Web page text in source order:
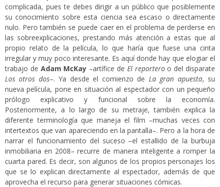
complicada, pues te debes dirigir a un público que posiblemente
su conocimiento sobre esta ciencia sea escaso o directamente
nulo. Pero también se puede caer en el problema de perderse en
las sobreexplicaciones, prestando más atención a estas que al
propio relato de la película, lo que haría que fuese una cinta
irregular y muy poco interesante. Es aquí donde hay que elogiar el
trabajo de Adam McKay –artífice de El reporteroo del disparate
Los otros dos–. Ya desde el comienzo de La gran apuesta, su
nueva película, pone en situación al espectador con un pequeño
prólogo explicativo y funcional sobre la economía.
Posteriormente, a lo largo de su metraje, también explica la
diferente terminología que maneja el film –muchas veces con
intertextos que van apareciendo en la pantalla–. Pero a la hora de
narrar el funcionamiento del suceso –el estallido de la burbuja
inmobiliaria en 2008– recurre de manera inteligente a romper la
cuarta pared. Es decir, son algunos de los propios personajes los
que se lo explican directamente al espectador, además de que
aprovecha el recurso para generar situaciones cómicas.